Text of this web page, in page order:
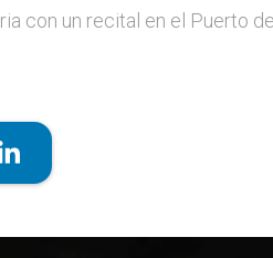
con un recital en el Puerto